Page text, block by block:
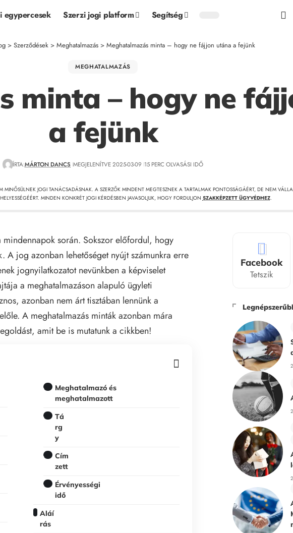
egypercesek Szerzi jogi platform Segítség
> Szerződések> Meghatalmazás> Meghatalmazás minta – hogy ne fájjon utána a fejünk
MEGHATALMAZÁS
minta – hogy ne
a fejünk
ÍRTA:MÁRTON DANCS MEGJELENÍTVE 2025-03-09 15 PERC OLVASÁSI IDŐ
JOGI TANÁCSADÁSNAK. A SZERZŐK MINDENT MEGTESZNEK A TARTALMAK PONTOSSÁGÁÉRT, DE NEM
MINDEN KONKRÉT JOGI KÉRDÉSBEN JAVASOLJUK, HOGY FORDULJON SZAKKÉPZETT ÜGYVÉDHEZ.
során. Sokszor előfordul, hogy
A jog azonban lehetőséget nyújt számunkra erre
jognyilatkozatot nevünkben a képviselet
a meghatalmazáson alapuló ügyleti
azonban nem árt tisztában lennünk a
A meghatalmazás minták azonban mára
amit be is mutatunk a cikkben!
Meghatalmazó és
meghatalmazott
Tá
rg
y
Cím
zett
Érvényességi
idő
Aláí
rás
Facebook
Tetszik